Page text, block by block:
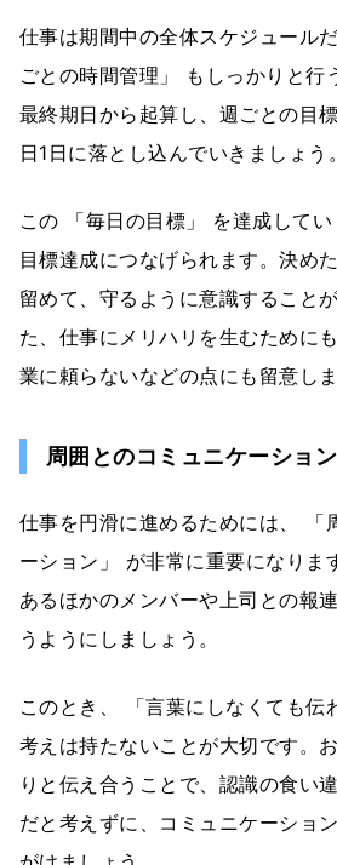
仕事は期間中の全体スケジュール
ごとの時間管理」 もしっかりと行
最終期日から起算し、週ごとの目
日1日に落とし込んでいきましょう。
この 「毎日の目標」 を達成して
目標達成につなげられます。決め
留めて、守るように意識すること
た、仕事にメリハリを生むために
業に頼らないなどの点にも留意しま
周囲とのコミュニケーショ
仕事を円滑に進めるためには、 「
ーション」 が非常に重要になりま
あるほかのメンバーや上司との報
うようにしましょう。
このとき、 「言葉にしなくても伝
考えは持たないことが大切です。
りと伝え合うことで、認識の食い
だと考えずに、コミュニケーショ